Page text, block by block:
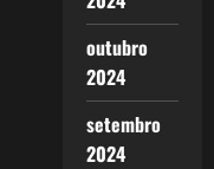
outubro
2024
setembro
2024